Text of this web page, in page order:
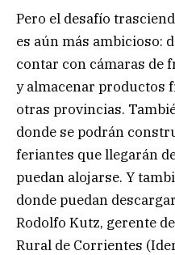
Pero el desafío
es aún más ambicioso:
contar con cámaras de
y almacenar productos
otras provincias.
donde se podrán
feriantes que llegarán
puedan alojarse. Y
donde puedan
Rodolfo Kutz, gerente
Rural de Corrientes